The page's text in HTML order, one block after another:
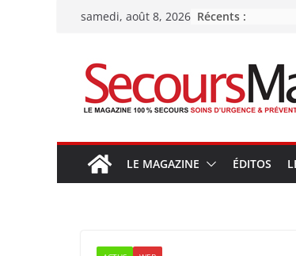
Passersamedi, août 8, 2026 Récents :
LE MAGAZINE ÉDITOS